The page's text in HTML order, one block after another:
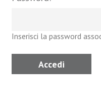
Inserisci la password